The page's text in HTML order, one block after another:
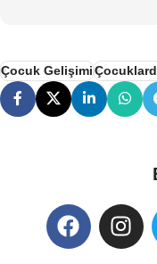
Çocuk Gelişimi